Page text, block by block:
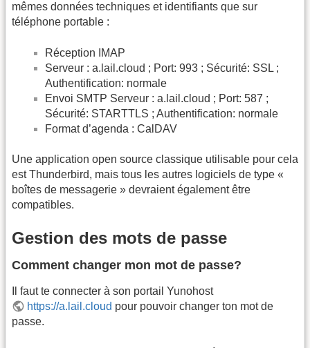
mêmes données techniques et identifiants que sur
téléphone portable :
Réception IMAP
Serveur : a.lail.cloud ; Port: 993 ; Sécurité: SSL ;
Authentification: normale
Envoi SMTP Serveur : a.lail.cloud ; Port: 587 ;
Sécurité: STARTTLS ; Authentification: normale
Format d’agenda : CalDAV
Une application open source classique utilisable pour cela
est Thunderbird, mais tous les autres logiciels de type «
boîtes de messagerie » devraient également être
compatibles.
Gestion des mots de passe
Comment changer mon mot de passe?
Il faut te connecter à son portail Yunohost
https://a.lail.cloud pour pouvoir changer ton mot de
passe.